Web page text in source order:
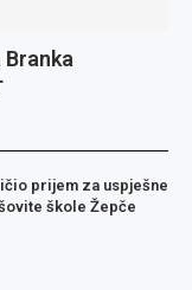
prijem za uspješne
škole Žepče